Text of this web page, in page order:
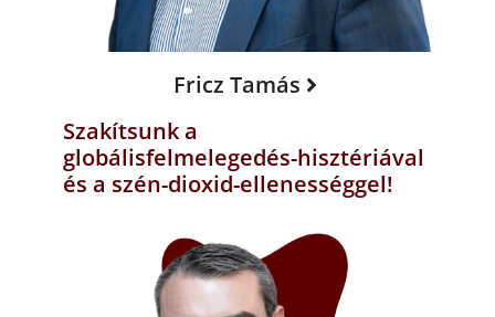
Fricz Tamás
Szakítsunk a
globálisfelmelegedés-hisztériával
és a szén-dioxid-ellenességgel!